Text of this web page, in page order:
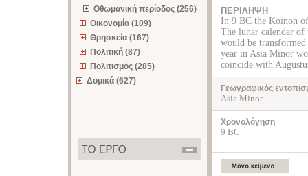
Οθωμανική περίοδος (256)
Οικονομία (109)
Θρησκεία (167)
Πολιτική (87)
Πολιτισμός (285)
Δομικά (627)
ΠΕΡΙΛΗΨΗ
In 9 BC the Koinon
The lunar calendar
would be
year in Asia Minor
coincide with
Γεωγραφικός
Asia Minor
Χρονολόγηση
9 BC